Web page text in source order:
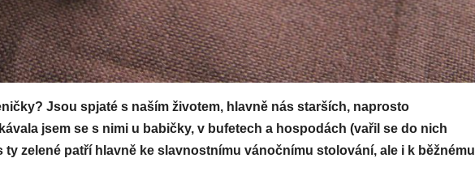
Jsou spjaté s naším životem, hlavně nás starších, naprosto
jsem se s nimi u babičky, v bufetech a hospodách (vařil se do nich
ty zelené patří hlavně ke slavnostnímu vánočnímu stolování, ale i k běžnému